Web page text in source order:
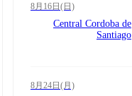
8月16日(日)
Central Cordoba de
Santiago
8月24日(月)